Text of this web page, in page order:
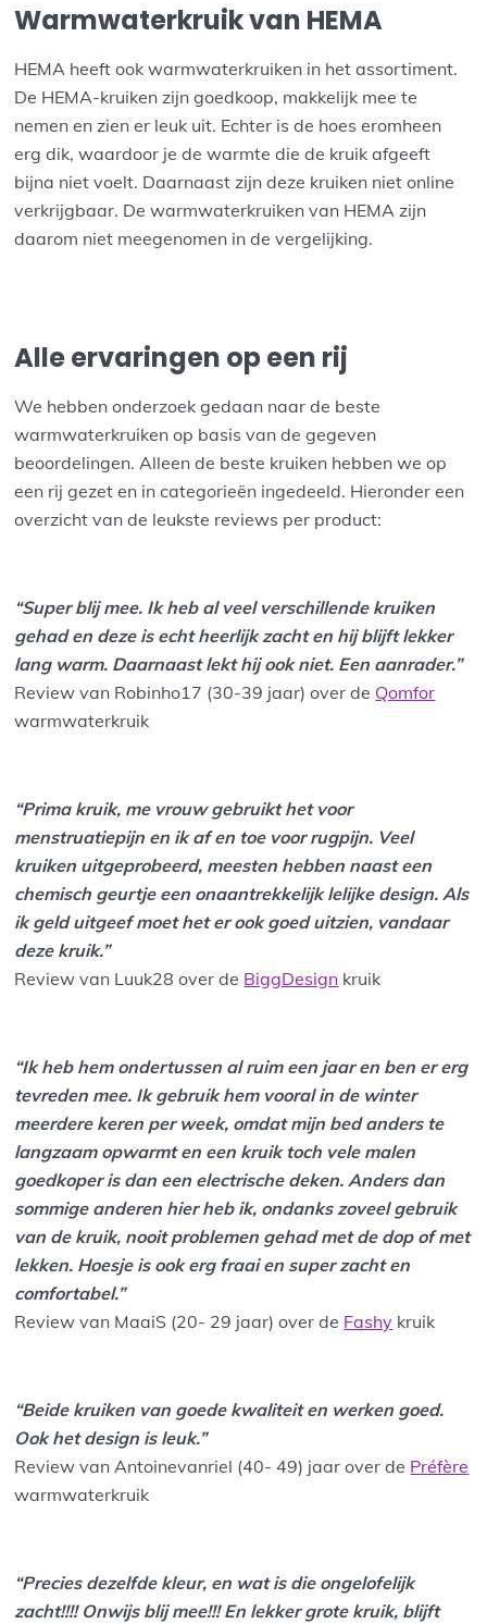
Warmwaterkruik van HEMA
HEMA heeft ook warmwaterkruiken in het assortiment.
De HEMA-kruiken zijn goedkoop, makkelijk mee te
nemen en zien er leuk uit. Echter is de hoes eromheen
erg dik, waardoor je de warmte die de kruik afgeeft
bijna niet voelt. Daarnaast zijn deze kruiken niet online
verkrijgbaar. De warmwaterkruiken van HEMA zijn
daarom niet meegenomen in de vergelijking.
Alle ervaringen op een rij
We hebben onderzoek gedaan naar de beste
warmwaterkruiken op basis van de gegeven
beoordelingen. Alleen de beste kruiken hebben we op
een rij gezet en in categorieën ingedeeld. Hieronder een
overzicht van de leukste reviews per product:
“Super blij mee. Ik heb al veel verschillende kruiken
gehad en deze is echt heerlijk zacht en hij blijft lekker
lang warm. Daarnaast lekt hij ook niet. Een aanrader.”
Review van Robinho17 (30-39 jaar) over de Qomfor
warmwaterkruik
“Prima kruik, me vrouw gebruikt het voor
menstruatiepijn en ik af en toe voor rugpijn. Veel
kruiken uitgeprobeerd, meesten hebben naast een
chemisch geurtje een onaantrekkelijk lelijke design. Als
ik geld uitgeef moet het er ook goed uitzien, vandaar
deze kruik.”
Review van Luuk28 over de BiggDesign kruik
“Ik heb hem ondertussen al ruim een jaar en ben er erg
tevreden mee. Ik gebruik hem vooral in de winter
meerdere keren per week, omdat mijn bed anders te
langzaam opwarmt en een kruik toch vele malen
goedkoper is dan een electrische deken. Anders dan
sommige anderen hier heb ik, ondanks zoveel gebruik
van de kruik, nooit problemen gehad met de dop of met
lekken. Hoesje is ook erg fraai en super zacht en
comfortabel.”
Review van MaaiS (20- 29 jaar) over de Fashy kruik
“Beide kruiken van goede kwaliteit en werken goed.
Ook het design is leuk.”
Review van Antoinevanriel (40- 49) jaar over de Préfère
warmwaterkruik
“Precies dezelfde kleur, en wat is die ongelofelijk
zacht!!!! Onwijs blij mee!!! En lekker grote kruik, blijft